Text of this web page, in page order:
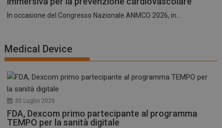
In occasione del Congresso Nazionale ANMCO 2026, in...
Medical Device
30 Luglio 2026
FDA, Dexcom primo partecipante al programma
TEMPO per la sanità digitale